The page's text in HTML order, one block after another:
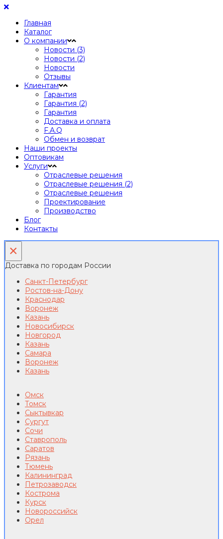
Главная
Каталог
О компании
Новости (3)
Новости (2)
Новости
Отзывы
Клиентам
Гарантия
Гарантия (2)
Гарантия
Доставка и оплата
F.A.Q
Обмен и возврат
Наши проекты
Оптовикам
Услуги
Отраслевые решения
Отраслевые решения (2)
Отраслевые решения
Проектирование
Производство
Блог
Контакты
×
Доставка по городам России
Санкт-Петербург
Ростов-на-Дону
Краснодар
Воронеж
Казань
Новосибирск
Новгород
Казань
Самара
Воронеж
Казань
Омск
Томск
Сыктывкар
Сургут
Сочи
Ставрополь
Саратов
Рязань
Тюмень
Калининград
Петрозаводск
Кострома
Курск
Новороссийск
Орел